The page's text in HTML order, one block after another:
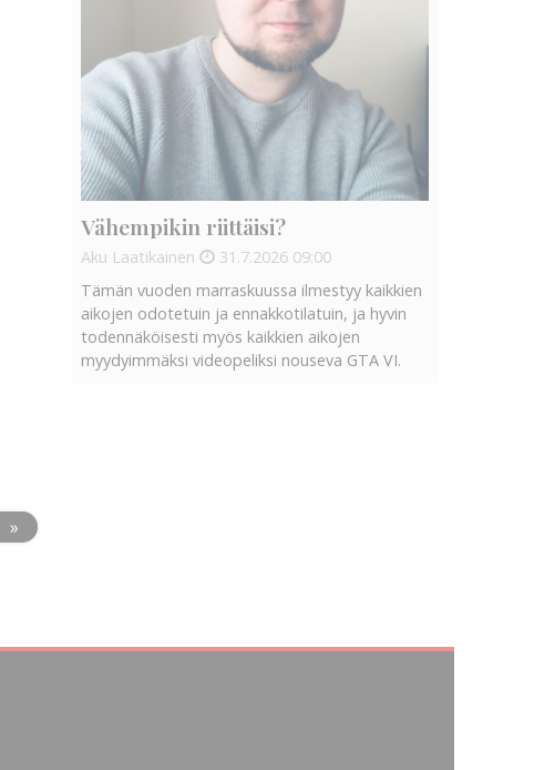
Vähempikin riittäisi?
Aku Laatikainen 31.7.2026 09:00
Tämän vuoden marraskuussa ilmestyy kaikkien
aikojen odotetuin ja ennakkotilatuin, ja hyvin
todennäköisesti myös kaikkien aikojen
myydyimmäksi videopeliksi nouseva GTA VI.